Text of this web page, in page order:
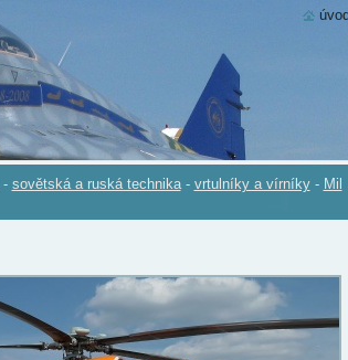
- sovětská a ruská technika - vrtulníky a vírníky - Mil